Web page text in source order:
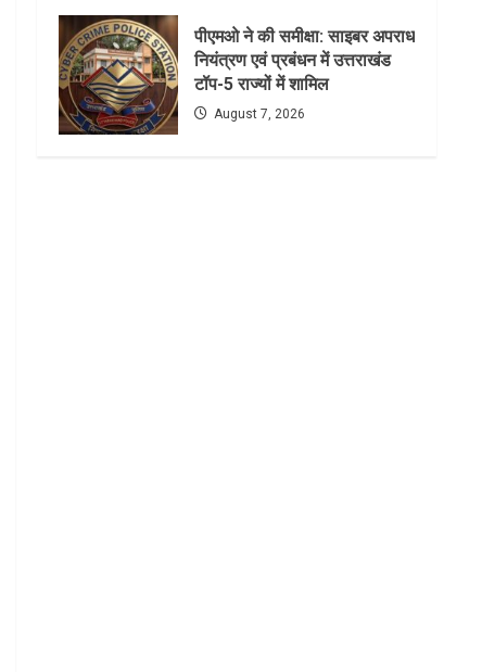
पीएमओ ने की समीक्षा: साइबर अपराध
नियंत्रण एवं प्रबंधन में उत्तराखंड
टॉप-5 राज्यों में शामिल
August 7, 2026